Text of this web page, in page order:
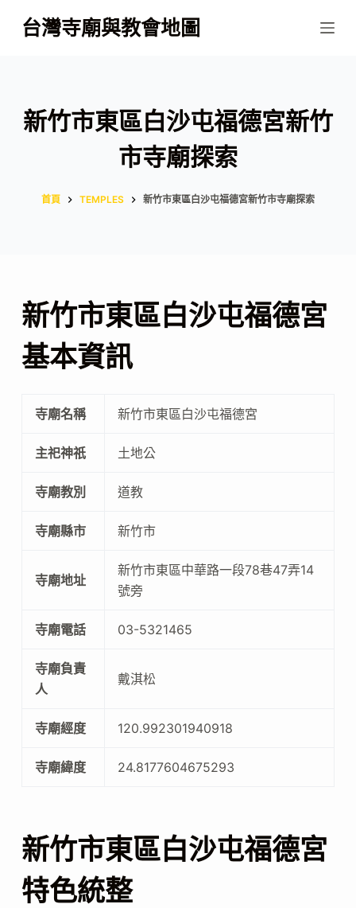
跳
至
容
台灣寺廟與教會地圖
新竹市東區白沙屯福德宮新竹
市寺廟探索
首頁 TEMPLES 新竹市東區白沙屯福德宮新竹市寺廟探索
新竹市東區白沙屯福德宮
基本資訊
寺廟名稱 新竹市東區白沙屯福德宮
主祀神祇 土地公
寺廟教別 道教
寺廟縣市 新竹市
寺廟地址
新竹市東區中華路一段78巷47弄14
號旁
寺廟電話 03-5321465
寺廟負責
人
戴淇松
寺廟經度 120.992301940918
寺廟緯度 24.8177604675293
新竹市東區白沙屯福德宮
特色統整